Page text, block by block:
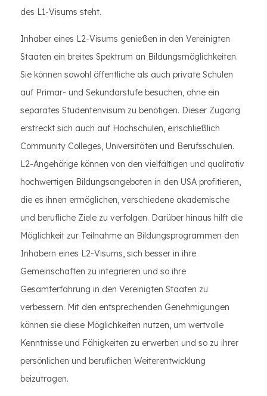
des L1-Visums steht.
Inhaber eines L2-Visums genießen in den Vereinigten
Staaten ein breites Spektrum an Bildungsmöglichkeiten.
Sie können sowohl öffentliche als auch private Schulen
auf Primar- und Sekundarstufe besuchen, ohne ein
separates Studentenvisum zu benötigen. Dieser Zugang
erstreckt sich auch auf Hochschulen, einschließlich
Community Colleges, Universitäten und Berufsschulen.
L2-Angehörige können von den vielfältigen und qualitativ
hochwertigen Bildungsangeboten in den USA profitieren,
die es ihnen ermöglichen, verschiedene akademische
und berufliche Ziele zu verfolgen. Darüber hinaus hilft die
Möglichkeit zur Teilnahme an Bildungsprogrammen den
Inhabern eines L2-Visums, sich besser in ihre
Gemeinschaften zu integrieren und so ihre
Gesamterfahrung in den Vereinigten Staaten zu
verbessern. Mit den entsprechenden Genehmigungen
können sie diese Möglichkeiten nutzen, um wertvolle
Kenntnisse und Fähigkeiten zu erwerben und so zu ihrer
persönlichen und beruflichen Weiterentwicklung
beizutragen.